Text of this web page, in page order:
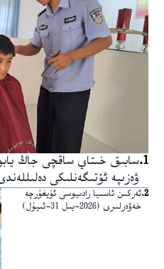
1
.سابىق خىتاي ساقچى جاڭ
ۋەزىپە ئۆتىگەنلىكى
2
.ئەركىن ئاسىيا رادىيوسى ئۇيغۇرچە
خەۋەرلىرى (2026-يىل 31-ئىيۇل)